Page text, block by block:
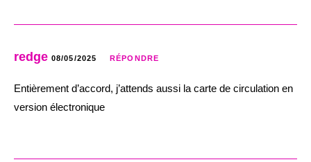
redge 08/05/2025 RÉPONDRE
Entièrement d’accord, j’attends aussi la carte de circulation en
version électronique